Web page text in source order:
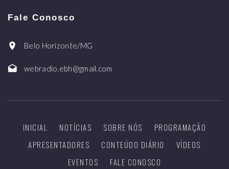
Fale Conosco
Belo Horizonte/MG
webradio.ebh@gmail.com
INICIAL NOTÍCIAS SOBRE NÓS
PROGRAMAÇÃO
APRESENTADORES
CONTEÚDO DIÁRIO
VÍDEOS
EVENTOS
FALE CONOSCO